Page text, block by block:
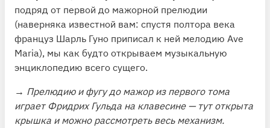
подряд от первой до мажорной прелюдии
(наверняка известной вам: спустя полтора века
француз Шарль Гуно приписал к ней мелодию Ave
Maria), мы как будто открываем музыкальную
энциклопедию всего сущего.
→ Прелюдию и фугу до мажор из первого тома
играет Фридрих Гульда на клавесине — тут открыта
крышка и можно рассмотреть весь механизм.